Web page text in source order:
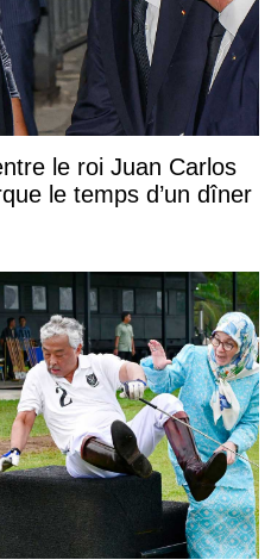
le roi Juan Carlos
le temps d’un dîner